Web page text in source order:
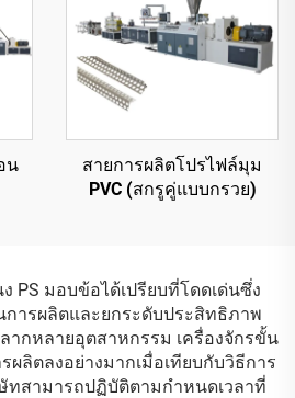
น
สายการผลิตโปรไฟล์มุม
PVC (สกรูคู่แบบกรวย)
PS มอบข้อได้เปรียบที่โดดเด่นซึ่ง
การผลิตและยกระดับประสิทธิภาพ
ากหลายอุตสาหกรรม เครื่องจักรขั้น
ผลิตลงอย่างมากเมื่อเทียบกับวิธีการ
ทสามารถปฏิบัติตามกำหนดเวลาที่